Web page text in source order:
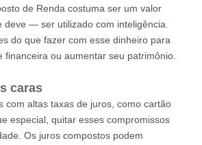
de Renda costuma ser um valor
— ser utilizado com inteligência.
do que fazer com esse dinheiro para
financeira ou aumentar seu patrimônio.
caras
com altas taxas de juros, como cartão
especial, quitar esses compromissos
Os juros compostos podem